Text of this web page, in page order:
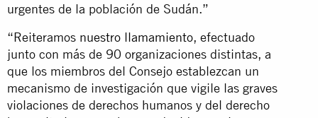
urgentes de la población de Sudán.”
“Reiteramos nuestro llamamiento, efectuado
junto con más de 90 organizaciones distintas, a
que los miembros del Consejo establezcan un
mecanismo de investigación que vigile las graves
violaciones de derechos humanos y del derecho